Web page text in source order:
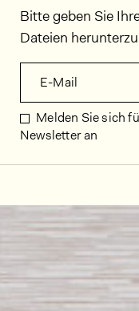
Bitte geben Sie
Dateien
E-Mail
Melden Sie sich
Newsletter an